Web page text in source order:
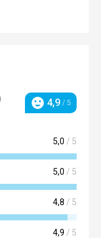
Hodnocení
4,9 / 5
5,0 / 5
5,0 / 5
4,8 / 5
4,9 / 5